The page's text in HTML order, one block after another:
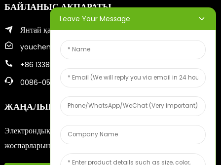
БАЙЛАНЫС АҚПАРАТЫ
Янтай қаласының Чжифу ауданы
youcheng@ytscreenprinter.com
+86 13386383930
0086-05356730996
ЖАҢАЛЫҚТАР БЮЛЛЕТЕНЬДЕРІ
Электрондық поштаңызды енгізіңіз, біз сізге соңғы ақпарат
жоспарларын жібереміз.
Leave Your Message